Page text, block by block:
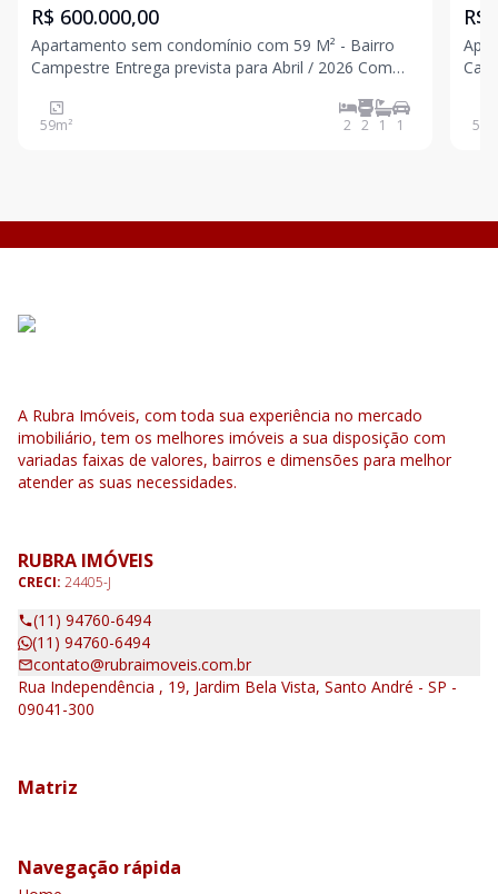
R$ 600.000,00
Apartamento sem condomínio com 59 M² - Bairro
Campestre Entrega prevista para Abril / 2026 Com
Cozinha Quintal com área de serviço 1 vaga Fotos
para padrão de acabamento. Excelente localiz
59m² 2 2 1 1
R$
Campestre
55
A Rubra Imóveis, com toda sua experiência no mercado
imobiliário, tem os melhores imóveis a sua disposição com
variadas faixas de valores, bairros e dimensões para melhor
atender as suas necessidades.
RUBRA IMÓVEIS
CRECI: 24405-J
(11) 94760-6494
(11) 94760-6494
contato@rubraimoveis.com.br
Rua Independência , 19, Jardim Bela Vista, Santo André - SP -
09041-300
Matriz
Navegação rápida